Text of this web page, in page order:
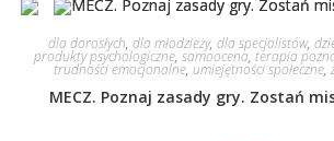
dla dorosłych, dla młodzieży, dla specjalistów,
produkty psychologiczne, samoocena, terapia
trudności emocjonalne, umiejętności społeczne,
MECZ. Poznaj zasady gry. Zostań